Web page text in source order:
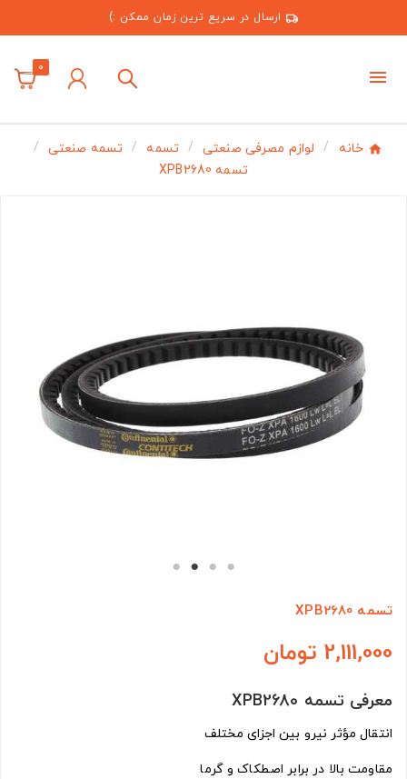
ارسال در سریع ترین زمان ممکن :)
0
خانه لوازم مصرفی صنعتی تسمه
تسمه صنعتی
تسمه XPB2680
تسمه XPB2680
2,111,000 تومان
معرفی تسمه XPB2680
انتقال مؤثر نیرو بین اجزای مختلف
مقاومت بالا در برابر اصطکاک و گرما